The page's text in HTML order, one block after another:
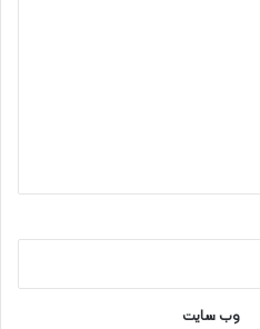
وب‌ سایت